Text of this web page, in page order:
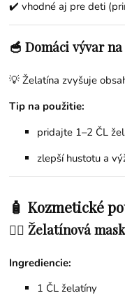
✔️ vhodné aj pre deti
🥣 Domáci vývar
💡 Želatína zvyšuje
Tip na použitie:
pridajte 1–2 ČL
zlepší hustotu a
🧴 Kozmetické
💆‍♀️ Želatínová
Ingrediencie:
1 ČL želatíny